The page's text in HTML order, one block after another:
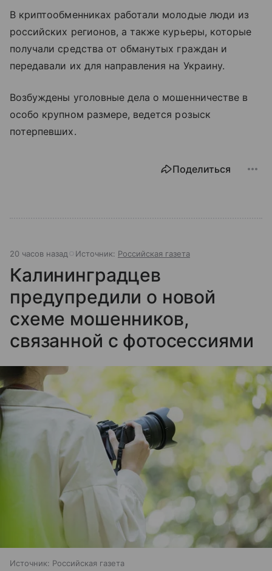
В криптообменниках работали молодые люди из
российских регионов, а также курьеры, которые
получали средства от обманутых граждан и
передавали их для направления на Украину.
Возбуждены уголовные дела о мошенничестве в
особо крупном размере, ведется розыск
потерпевших.
Поделиться
20 часов назад Источник: Российская газета
Калининградцев
предупредили о новой
схеме мошенников,
связанной с фотосессиями
Источник: Российская газета